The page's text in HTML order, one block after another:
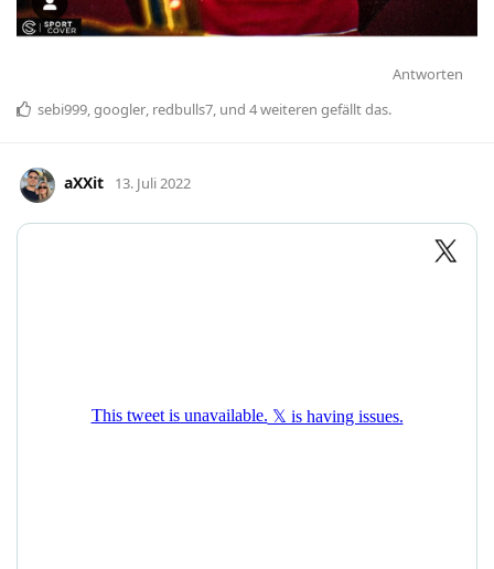
Antworten
sebi999 googler redbulls7 , und 4weiteren gefällt das.
aXXit 13. Juli 2022